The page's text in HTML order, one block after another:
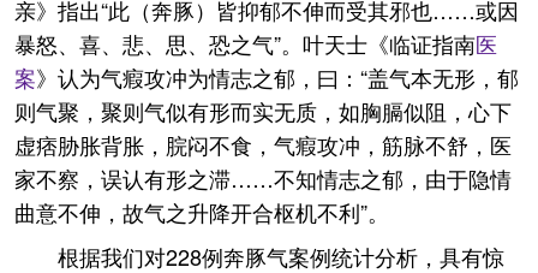
亲》指出“此（奔豚）皆抑郁不伸而受其邪也……或因
暴怒、喜、悲、思、恐之气”。叶天士《临证指南医
案》认为气瘕攻冲为情志之郁，曰：“盖气本无形，郁
则气聚，聚则气似有形而实无质，如胸膈似阻，心下
虚痞胁胀背胀，脘闷不食，气瘕攻冲，筋脉不舒，医
家不察，误认有形之滞……不知情志之郁，由于隐情
曲意不伸，故气之升降开合枢机不利”。
根据我们对228例奔豚气案例统计分析，具有惊